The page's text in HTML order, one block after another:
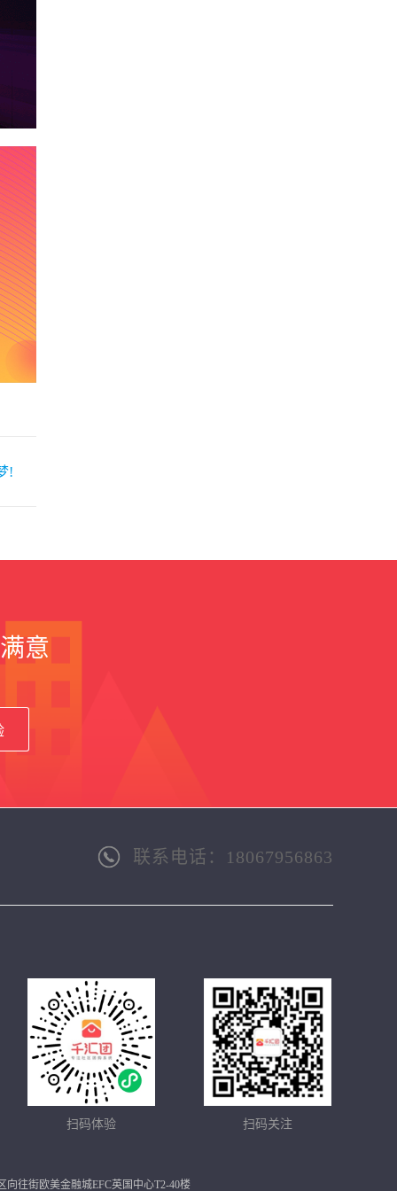
!
意
联系电话：18067956863
扫码体验 扫码关注
往街欧美金融城EFC英国中心T2-40楼